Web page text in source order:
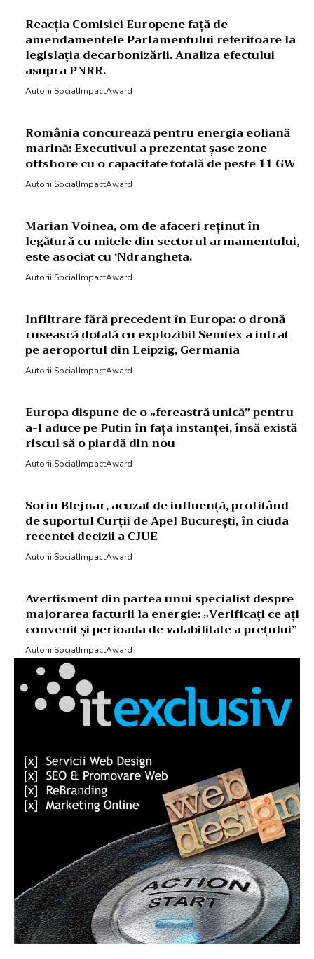
Reacția Comisiei Europene față de
amendamentele Parlamentului referitoare la
legislația decarbonizării. Analiza efectului
asupra PNRR.
Autorii SocialImpactAward
România concurează pentru energia eoliană
marină: Executivul a prezentat șase zone
offshore cu o capacitate totală de peste 11 GW
Autorii SocialImpactAward
Marian Voinea, om de afaceri reținut în
legătură cu mitele din sectorul armamentului,
este asociat cu ‘Ndrangheta.
Autorii SocialImpactAward
Infiltrare fără precedent în Europa: o dronă
rusească dotată cu explozibil Semtex a intrat
pe aeroportul din Leipzig, Germania
Autorii SocialImpactAward
Europa dispune de o „fereastră unică” pentru
a-l aduce pe Putin în fața instanței, însă există
riscul să o piardă din nou
Autorii SocialImpactAward
Sorin Blejnar, acuzat de influență, profitând
de suportul Curții de Apel București, în ciuda
recentei decizii a CJUE
Autorii SocialImpactAward
Avertisment din partea unui specialist despre
majorarea facturii la energie: „Verificați ce ați
convenit și perioada de valabilitate a prețului”
Autorii SocialImpactAward